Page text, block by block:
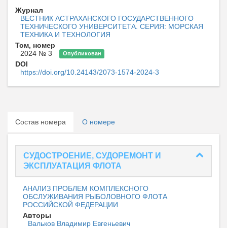
Журнал
ВЕСТНИК АСТРАХАНСКОГО ГОСУДАРСТВЕННОГО
ТЕХНИЧЕСКОГО УНИВЕРСИТЕТА. СЕРИЯ: МОРСКАЯ
ТЕХНИКА И ТЕХНОЛОГИЯ
Том, номер
2024 № 3
Опубликован
DOI
https://doi.org/10.24143/2073-1574-2024-3
Состав номера О номере
СУДОСТРОЕНИЕ, СУДОРЕМОНТ И
ЭКСПЛУАТАЦИЯ ФЛОТА
АНАЛИЗ ПРОБЛЕМ КОМПЛЕКСНОГО
ОБСЛУЖИВАНИЯ РЫБОЛОВНОГО ФЛОТА
РОССИЙСКОЙ ФЕДЕРАЦИИ
Авторы
Вальков Владимир Евгеньевич